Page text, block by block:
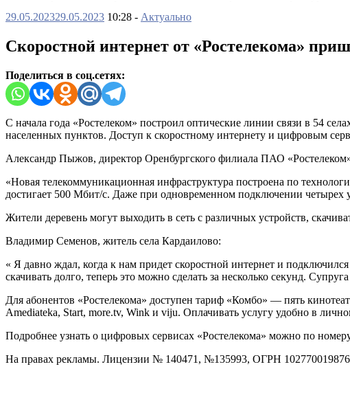
29.05.202329.05.2023 10:28 - Актуально
Скоростной интернет от «Ростелекома»
Поделиться в соц.сетях:
С начала года «Ростелеком» построил оптические линии связи в 54
населенных пунктов. Доступ к скоростному интернету и цифровым
Александр Пыжов, директор Оренбургского филиала ПАО
«Новая телекоммуникационная инфраструктура построена по
достигает 500 Мбит/с. Даже при одновременном подключении четырех
Жители деревень могут выходить в сеть с различных устройств,
Владимир Семенов, житель села Кардаилово:
« Я давно ждал, когда к нам придет скоростной интернет и
скачивать долго, теперь это можно сделать за несколько секунд.
Для абонентов «Ростелекома» доступен тариф «Комбо» — пять
Amediateka, Start, more.tv, Wink и viju. Оплачивать услугу удобно в
Подробнее узнать о цифровых сервисах «Ростелекома» можно по
На правах рекламы. Лицензии № 140471, №135993, ОГРН